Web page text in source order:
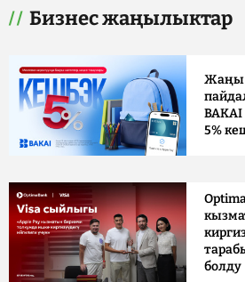
Бизнес жаңылыктар
Жаңы
5%
болду